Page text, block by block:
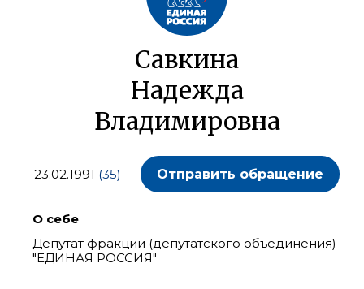
Савкина
Надежда
Владимировна
23.02.1991 (35) Отправить обращение
О себе
Депутат фракции (депутатского объединения)
"ЕДИНАЯ РОССИЯ"